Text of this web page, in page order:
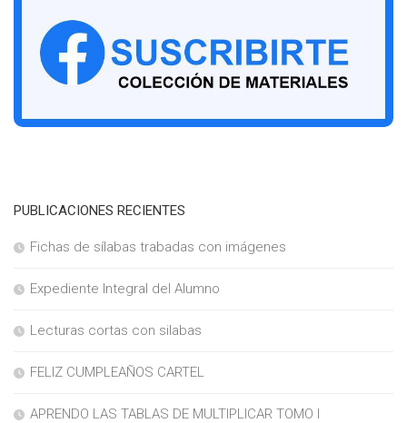
PUBLICACIONES RECIENTES
Fichas de sílabas trabadas con imágenes
Expediente Integral del Alumno
Lecturas cortas con silabas
FELIZ CUMPLEAÑOS CARTEL
APRENDO LAS TABLAS DE MULTIPLICAR TOMO I